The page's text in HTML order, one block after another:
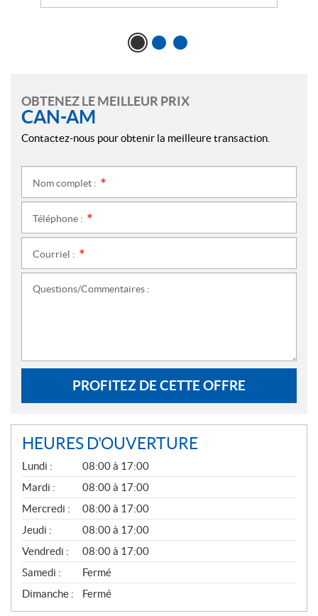
OBTENEZ LE MEILLEUR PRIX
CAN-AM
Contactez-nous pour obtenir la meilleure transaction.
Nom complet :
Téléphone :
Courriel :
Questions/Commentaires :
PROFITEZ DE CETTE OFFRE
HEURES D'OUVERTURE
G
É
N
É
R
A
L
Lundi :
08:00 à 17:00
Mardi :
08:00 à 17:00
Mercredi :
08:00 à 17:00
Jeudi :
08:00 à 17:00
Vendredi :
08:00 à 17:00
Samedi :
Fermé
Dimanche :
Fermé